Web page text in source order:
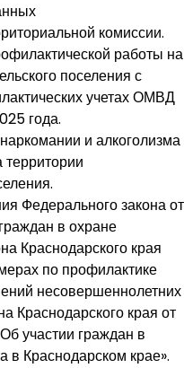
комиссии.
работы на
поселения с
учетах ОМВД
года.
и алкоголизма
Федерального закона от
в охране
Краснодарского края
по профилактике
несовершеннолетних
Краснодарского края от
участии граждан в
в Краснодарском крае».